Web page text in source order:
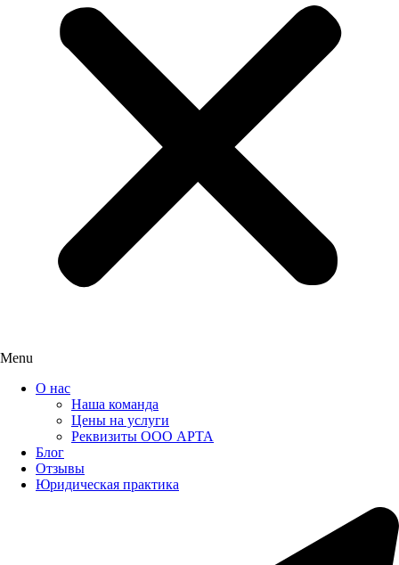
Menu
О нас
Наша команда
Цены на услуги
Реквизиты ООО АРТА
Блог
Отзывы
Юридическая практика